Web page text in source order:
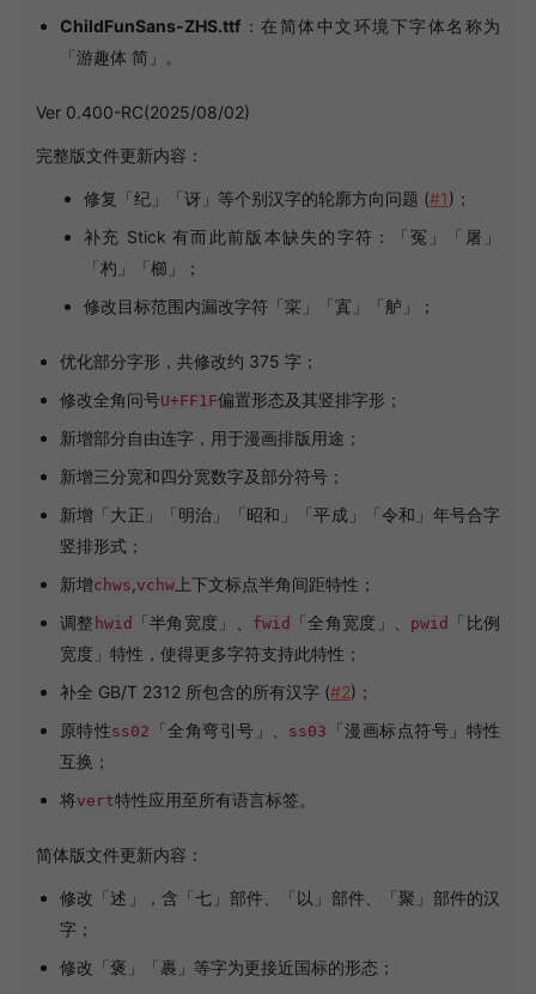
ChildFunSans-ZHS.ttf ：在简体中文环境下字体名称为
「游趣体 简」。
Ver 0.400-RC(2025/08/02)
完整版文件更新内容：
修复「纪」「讶」等个别汉字的轮廓方向问题 (#1)；
补充 Stick 有而此前版本缺失的字符：「冤」「屠」
「杓」「櫛」；
修改目标范围内漏改字符「寀」「寘」「舻」；
优化部分字形，共修改约 375 字；
修改全角问号U+FF1F偏置形态及其竖排字形；
新增部分自由连字，用于漫画排版用途；
新增三分宽和四分宽数字及部分符号；
新增「大正」「明治」「昭和」「平成」「令和」年号合字
竖排形式；
新增chws ,vchw 上下文标点半角间距特性；
调整 hwid 「半角宽度」、 fwid 「全角宽度」、 pwid
「比例
宽度」特性，使得更多字符支持此特性；
补全 GB/T 2312 所包含的所有汉字 (#2)；
原特性ss02 「全角弯引号」、 ss03
「漫画标点符号」特性
互换；
将vert特性应用至所有语言标签。
简体版文件更新内容：
修改「述」，含「七」部件、「以」部件、「聚」部件的汉
字；
修改「褒」「裹」等字为更接近国标的形态；